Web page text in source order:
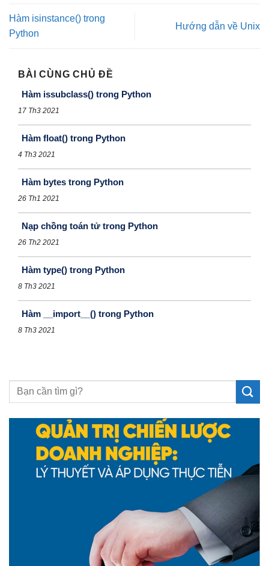
Hàm isinstance() trong
Python
Hướng dẫn về Unix
BÀI CÙNG CHỦ ĐỀ
Hàm issubclass() trong Python
17 Th3 2021
Hàm float() trong Python
4 Th3 2021
Hàm bytes trong Python
26 Th1 2021
Nạp chồng toán tử trong Python
26 Th2 2021
Hàm type() trong Python
8 Th3 2021
Hàm __import__() trong Python
8 Th3 2021